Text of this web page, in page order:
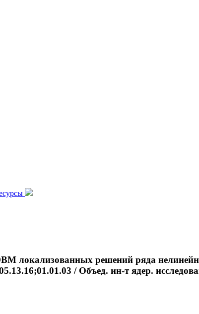
локализованных решений ряда
/ Объед. ин-т ядер.